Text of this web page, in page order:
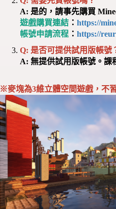
A: 是的，請事先購買
遊戲購買連結 ：https://
帳號申請流程 ：https://
Q: 是否可提供試用版帳號
A: 無提供試用版帳號。課
※麥塊為3維立體空間遊戲，不